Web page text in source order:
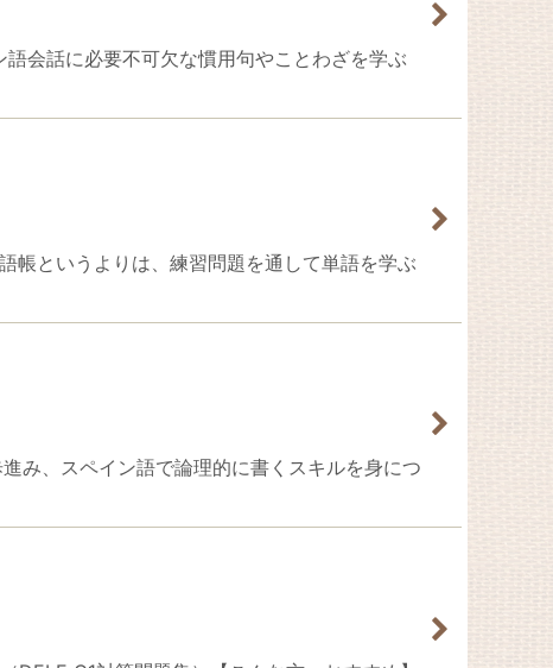
会話に必要不可欠な慣用句やことわざを学ぶ
帳というよりは、練習問題を通して単語を学ぶ
み、スペイン語で論理的に書くスキルを身につ